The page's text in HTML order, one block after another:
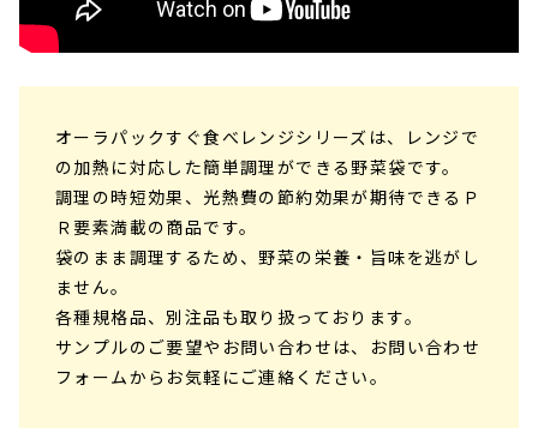
オーラパックすぐ食べレンジシリーズは、レンジで
の加熱に対応した簡単調理ができる野菜袋です。
調理の時短効果、光熱費の節約効果が期待できるＰ
Ｒ要素満載の商品です。
袋のまま調理するため、野菜の栄養・旨味を逃がし
ません。
各種規格品、別注品も取り扱っております。
サンプルのご要望やお問い合わせは、お問い合わせ
フォームからお気軽にご連絡ください。